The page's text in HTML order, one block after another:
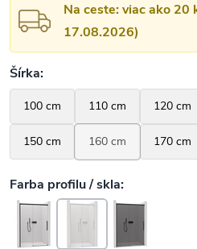
Na ceste: viac ako 20
17.08.2026)